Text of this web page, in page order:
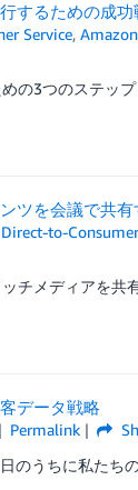
するための成功
Service,
の3つのステッ
ツを会議で共有
Direct-to-
チメディアを
データ戦略
Permalink
のうちに私た